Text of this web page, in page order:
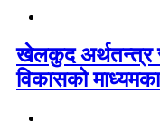
खेलकुद अर्थतन्त्र र
विकासको